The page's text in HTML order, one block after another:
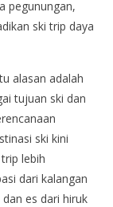
pegunungan,
ski trip daya
alasan adalah
tujuan ski dan
ski kini
lebih
dari kalangan
es dari hiruk